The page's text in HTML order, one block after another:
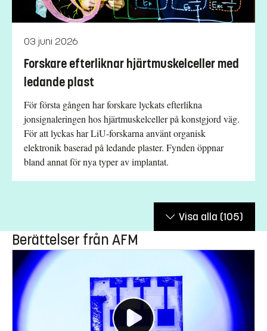
03 juni 2026
Forskare efterliknar hjärtmuskelceller med
ledande plast
För första gången har forskare lyckats efterlikna
jonsignaleringen hos hjärtmuskelceller på konstgjord väg.
För att lyckas har LiU-forskarna använt organisk
elektronik baserad på ledande plaster. Fynden öppnar
bland annat för nya typer av implantat.
Visa alla (105)
Berättelser från AFM